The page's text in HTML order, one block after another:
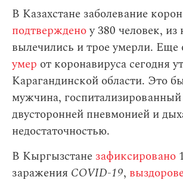
В Казахстане заболевание
подтвержденоу 380 человек, из
вылечились и трое умерли. Еще
умер от коронавируса сегодня
Карагандинской области. Это
мужчина,
двусторонней пневмонией и
недостаточностью.
В Кыргызстане зафиксировано
заражения СOVID-19,